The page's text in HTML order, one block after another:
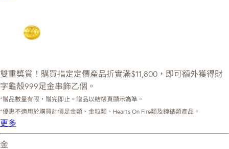
雙重獎賞！購買指定定價產品折實滿$11,800，即可額外獲得財
字龜殼999足金串飾乙個。
*贈品數量有限，贈完即止。贈品以結帳頁顯示為準。
*優惠不適用於購買計價足金類、金粒類、Hearts On Fire類及鐘錶類產品。
更多
金